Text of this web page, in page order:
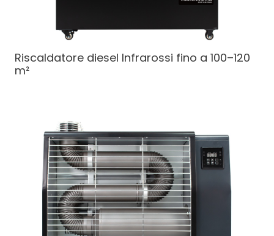
Riscaldatore diesel Infrarossi fino a 100–120
m²